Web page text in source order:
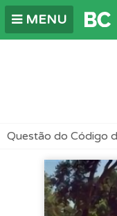
MENU
Questão do Código